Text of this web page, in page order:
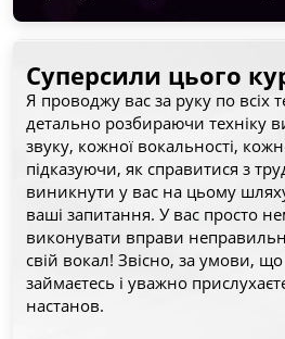
Суперсили цього
Я проводжу вас за руку по всіх
детально розбираючи техніку
звуку, кожної вокальності,
підказуючи, як справитися з
виникнути у вас на цьому
ваші запитання. У вас просто
виконувати вправи
свій вокал! Звісно, за умови,
займаєтесь і уважно
настанов.